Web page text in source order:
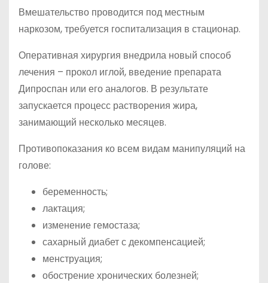
Вмешательство проводится под местным
наркозом, требуется госпитализация в стационар.
Оперативная хирургия внедрила новый способ
лечения – прокол иглой, введение препарата
Дипроспан или его аналогов. В результате
запускается процесс растворения жира,
занимающий несколько месяцев.
Противопоказания ко всем видам манипуляций на
голове:
беременность;
лактация;
изменение гемостаза;
сахарный диабет с декомпенсацией;
менструация;
обострение хронических болезней;